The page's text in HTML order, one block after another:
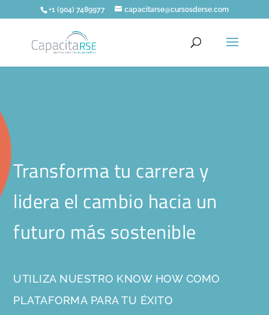
+1 (904) 7489977 capacitarse@cursosderse.com
Transforma tu carrera y
lidera el cambio hacia un
futuro más sostenible
UTILIZA NUESTRO KNOW HOW COMO
PLATAFORMA PARA TU ÉXITO